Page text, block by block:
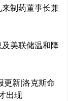
制药董事长兼
美联储温和降
更新|洛克斯命
出现